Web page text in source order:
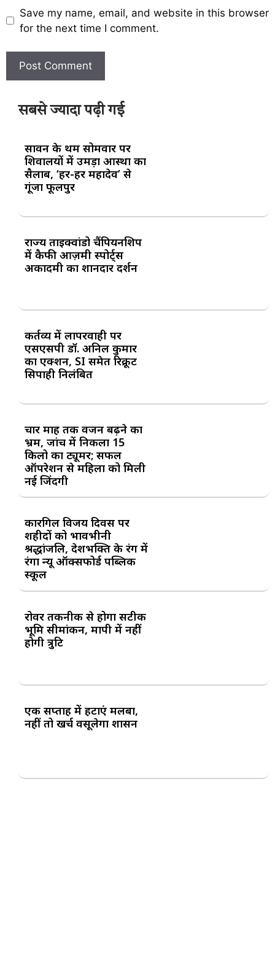
Save my name, email, and website in this browser
for the next time I comment.
सबसे ज्यादा पढ़ी गई
सावन के प्रथम सोमवार पर
शिवालयों में उमड़ा आस्था का
सैलाब, ‘हर-हर महादेव’ से
गूंजा फूलपुर
राज्य ताइक्वांडो चैंपियनशिप
में कैफी आज़मी स्पोर्ट्स
अकादमी का शानदार प्रदर्शन
कर्तव्य में लापरवाही पर
एसएसपी डॉ. अनिल कुमार
का एक्शन, SI समेत रिक्रूट
सिपाही निलंबित
चार माह तक वजन बढ़ने का
भ्रम, जांच में निकला 15
किलो का ट्यूमर; सफल
ऑपरेशन से महिला को मिली
नई जिंदगी
कारगिल विजय दिवस पर
शहीदों को भावभीनी
श्रद्धांजलि, देशभक्ति के रंग में
रंगा न्यू ऑक्सफोर्ड पब्लिक
स्कूल
रोवर तकनीक से होगा सटीक
भूमि सीमांकन, मापी में नहीं
होगी त्रुटि
एक सप्ताह में हटाएं मलबा,
नहीं तो खर्च वसूलेगा प्रशासन